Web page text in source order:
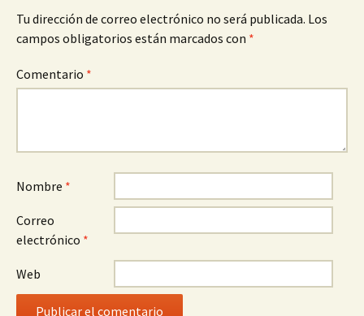
Tu dirección de correo electrónico no será publicada. Los
campos obligatorios están marcados con *
Comentario *
Nombre *
Correo
electrónico *
Web